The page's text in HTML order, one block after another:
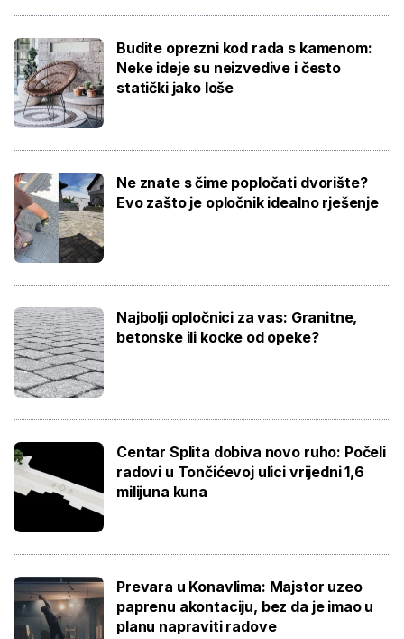
Budite oprezni kod rada s kamenom:
Neke ideje su neizvedive i često
statički jako loše
Ne znate s čime popločati dvorište?
Evo zašto je opločnik idealno rješenje
Najbolji opločnici za vas: Granitne,
betonske ili kocke od opeke?
Centar Splita dobiva novo ruho: Počeli
radovi u Tončićevoj ulici vrijedni 1,6
milijuna kuna
Prevara u Konavlima: Majstor uzeo
paprenu akontaciju, bez da je imao u
planu napraviti radove